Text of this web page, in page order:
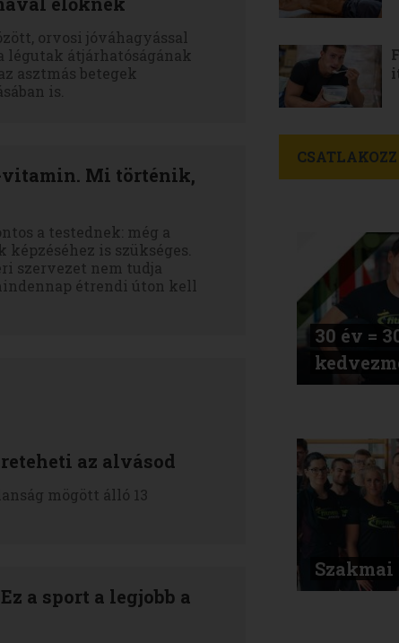
orvosi jóváhagyással
légutak átjárhatóságának
asztmás betegek
is.
vitamin. Mi történik,
a testednek: még a
képzéséhez is szükséges.
szervezet nem tudja
étrendi úton kell
az alvásod
mögött álló 13
a sport a legjobb a
30 év =